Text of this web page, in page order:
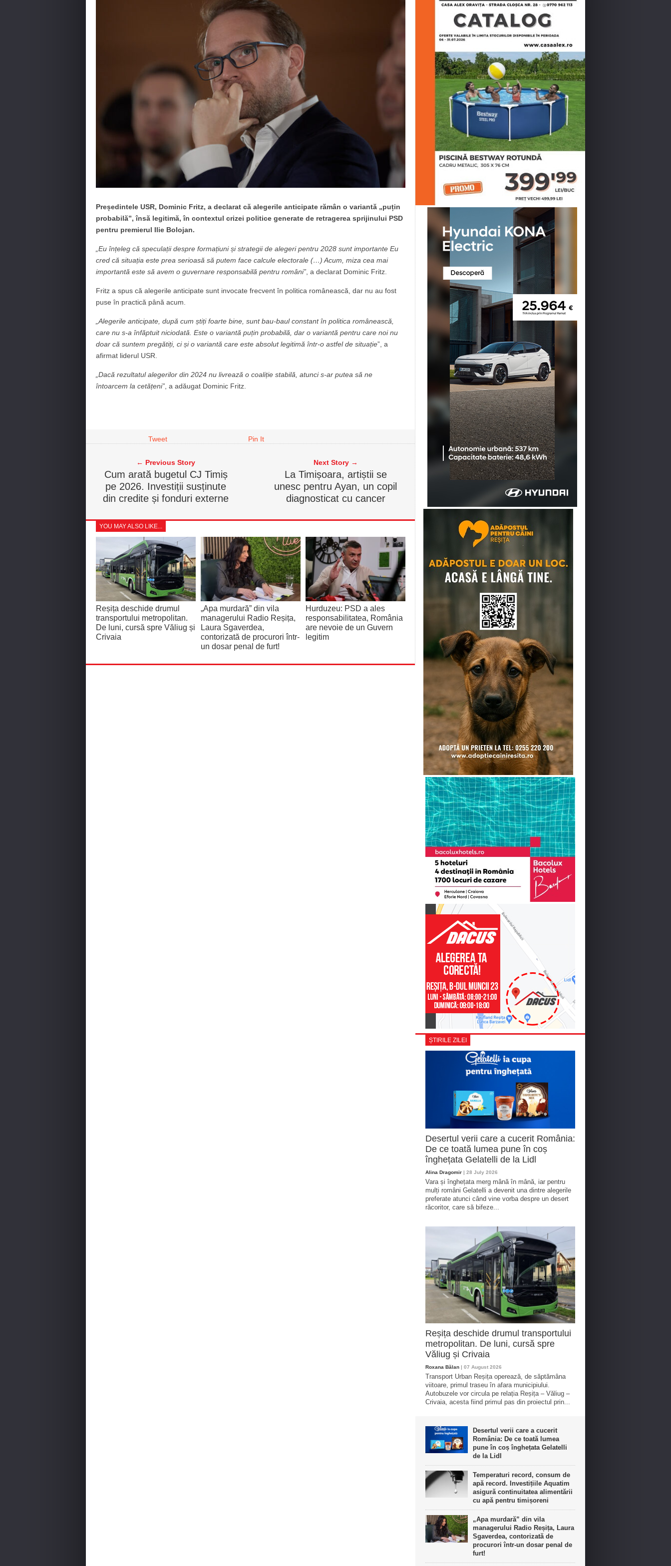
Președintele USR, Dominic Fritz, a declarat că alegerile anticipate rămân o variantă „puțin
probabilă”, însă legitimă, în contextul crizei politice generate de retragerea sprijinului PSD
pentru premierul Ilie Bolojan.
„Eu înțeleg că speculații despre formațiuni și strategii de alegeri pentru 2028 sunt importante Eu
cred că situația este prea serioasă să putem face calcule electorale (…) Acum, miza cea mai
importantă este să avem o guvernare responsabilă pentru români” , a declarat Dominic Fritz.
Fritz a spus că alegerile anticipate sunt invocate frecvent în politica românească, dar nu au fost
puse în practică până acum.
„Alegerile anticipate, după cum știți foarte bine, sunt bau-baul constant în politica românească,
care nu s-a înfăptuit niciodată. Este o variantă puțin probabilă, dar o variantă pentru care noi nu
doar că suntem pregătiți, ci și o variantă care este absolut legitimă într-o astfel de situație”, a
afirmat liderul USR.
„Dacă rezultatul alegerilor din 2024 nu livrează o coaliție stabilă, atunci s-ar putea să ne
întoarcem la cetățeni” , a adăugat Dominic Fritz.
Tweet Pin It
← Previous Story
Cum arată bugetul CJ Timiș
pe 2026. Investiții susținute
din credite și fonduri externe
Next Story →
La Timișoara, artiștii se
unesc pentru Ayan, un copil
diagnosticat cu cancer
YOU MAY ALSO LIKE...
Reșița deschide drumul
transportului metropolitan.
De luni, cursă spre Văliug și
Crivaia
„Apa murdară” din vila
managerului Radio Reșița,
Laura Sgaverdea,
contorizată de procurori într-
un dosar penal de furt!
Hurduzeu: PSD a ales
responsabilitatea, România
are nevoie de un Guvern
legitim
ȘTIRILE ZILEI
Desertul verii care a cucerit România:
De ce toată lumea pune în coș
înghețata Gelatelli de la Lidl
Alina Dragomir | 28 July 2026
Vara și înghețata merg mână în mână, iar pentru
mulți români Gelatelli a devenit una dintre alegerile
preferate atunci când vine vorba despre un desert
răcoritor, care să bifeze...
Reșița deschide drumul transportului
metropolitan. De luni, cursă spre
Văliug și Crivaia
Roxana Bălan | 07 August 2026
Transport Urban Reșița operează, de săptămâna
viitoare, primul traseu în afara municipiului.
Autobuzele vor circula pe relația Reșița – Văliug –
Crivaia, acesta fiind primul pas din proiectul prin...
Desertul verii care a cucerit
România: De ce toată lumea
pune în coș înghețata Gelatelli
de la Lidl
Temperaturi record, consum de
apă record. Investițiile Aquatim
asigură continuitatea alimentării
cu apă pentru timișoreni
„Apa murdară” din vila
managerului Radio Reșița, Laura
Sgaverdea, contorizată de
procurori într-un dosar penal de
furt!